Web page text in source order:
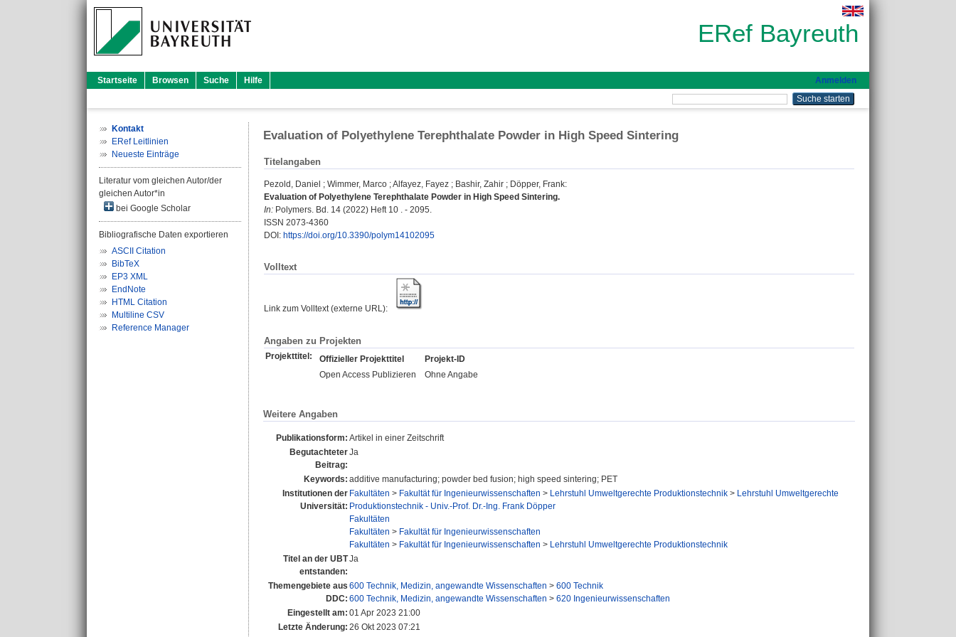
ERef Bayreuth
Startseite Browsen Suche Hilfe Anmelden
Kontakt
ERef Leitlinien
Neueste Einträge
Literatur vom gleichen Autor/der
gleichen Autor*in
bei Google Scholar
Bibliografische Daten exportieren
ASCII Citation
BibTeX
EP3 XML
EndNote
HTML Citation
Multiline CSV
Reference Manager
Evaluation of Polyethylene Terephthalate Powder in High Speed Sintering
Titelangaben
Pezold, Daniel ; Wimmer, Marco ;Alfayez, Fayez ; Bashir, Zahir ; Döpper, Frank:
Evaluation of Polyethylene Terephthalate Powder in High Speed Sintering.
In: Polymers. Bd. 14 (2022) Heft 10 . - 2095.
ISSN 2073-4360
DOI: https://doi.org/10.3390/polym14102095
Volltext
Link zum Volltext (externe URL):
Angaben zu Projekten
Projekttitel: Offizieller Projekttitel
Projekt-ID
Open Access Publizieren
Ohne Angabe
Weitere Angaben
Publikationsform: Artikel in einer Zeitschrift
Begutachteter
Beitrag:
Ja
Keywords: additive manufacturing; powder bed fusion; high speed sintering; PET
Institutionen der
Universität:
Fakultäten > Fakultät für Ingenieurwissenschaften > Lehrstuhl Umweltgerechte Produktionstechnik > Lehrstuhl Umweltgerechte
Produktionstechnik - Univ.-Prof. Dr.-Ing. Frank Döpper
Fakultäten
Fakultäten > Fakultät für Ingenieurwissenschaften
Fakultäten > Fakultät für Ingenieurwissenschaften > Lehrstuhl Umweltgerechte Produktionstechnik
Titel an der UBT
entstanden:
Ja
Themengebiete aus
DDC:
600 Technik, Medizin, angewandte Wissenschaften > 600 Technik
600 Technik, Medizin, angewandte Wissenschaften > 620 Ingenieurwissenschaften
Eingestellt am: 01 Apr 2023 21:00
Letzte Änderung: 26 Okt 2023 07:21